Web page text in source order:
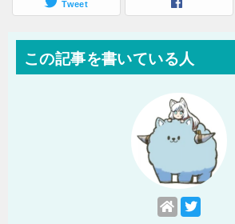
Tweet
この記事を書いている人